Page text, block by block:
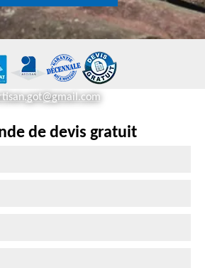
de devis gratuit